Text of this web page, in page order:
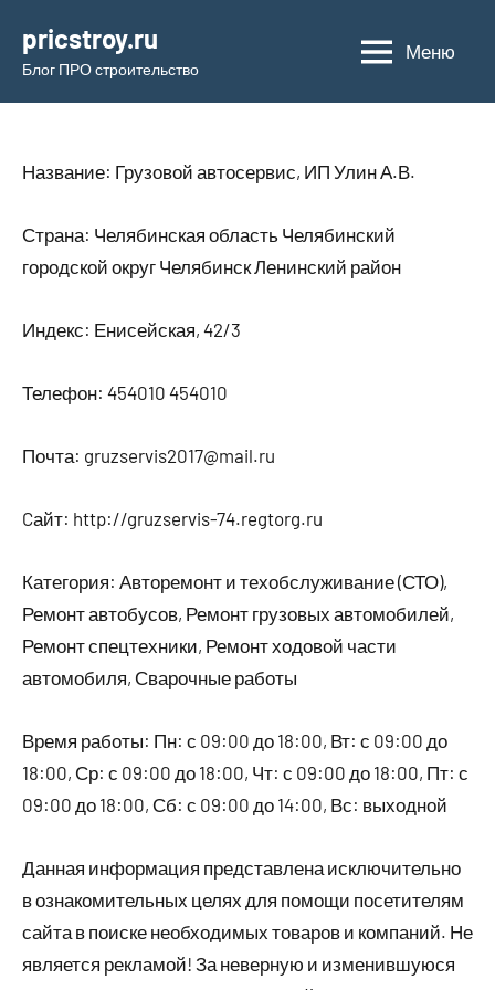
содержимому
pricstroy.ru
Блог ПРО строительство
Меню
Название: Грузовой автосервис, ИП Улин А.В.
Страна: Челябинская область Челябинский
городской округ Челябинск Ленинский район
Индекс: Енисейская, 42/3
Телефон: 454010 454010
Почта: gruzservis2017@mail.ru
Cайт: http://gruzservis-74.regtorg.ru
Категория: Авторемонт и техобслуживание (СТО),
Ремонт автобусов, Ремонт грузовых автомобилей,
Ремонт спецтехники, Ремонт ходовой части
автомобиля, Сварочные работы
Время работы: Пн: с 09:00 до 18:00, Вт: с 09:00 до
18:00, Ср: с 09:00 до 18:00, Чт: с 09:00 до 18:00, Пт: с
09:00 до 18:00, Сб: с 09:00 до 14:00, Вс: выходной
Данная информация представлена исключительно
в ознакомительных целях для помощи посетителям
сайта в поиске необходимых товаров и компаний. Не
является рекламой! За неверную и изменившуюся